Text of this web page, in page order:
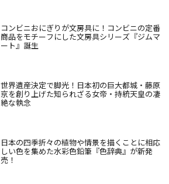
コンビニおにぎりが文房具に！コンビニの定番
商品をモチーフにした文房具シリーズ『ジムマ
ート』誕生
世界遺産決定で脚光！日本初の巨大都城・藤原
京を創り上げた知られざる女帝・持統天皇の凄
絶な執念
日本の四季折々の植物や情景を描くことに相応
しい色を集めた水彩色鉛筆『色辞典』が新発
売！